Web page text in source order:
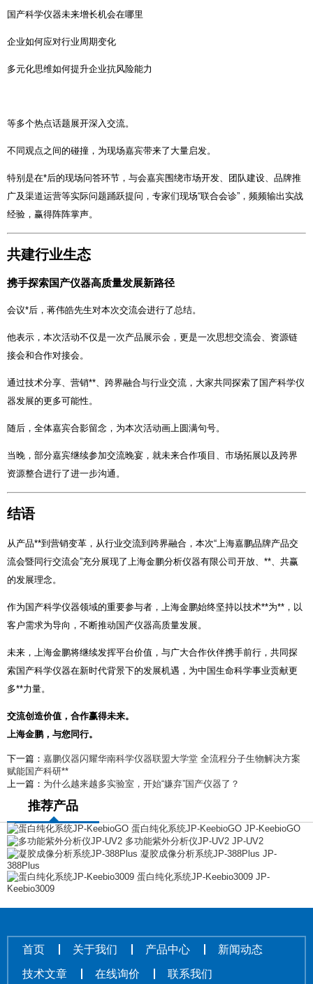
国产科学仪器未来增长机会在哪里
企业如何应对行业周期变化
多元化思维如何提升企业抗风险能力
等多个热点话题展开深入交流。
不同观点之间的碰撞，为现场嘉宾带来了大量启发。
特别是在*后的现场问答环节，与会嘉宾围绕市场开发、团队建设、品牌推
广及渠道运营等实际问题踊跃提问，专家们现场“联合会诊”，频频输出实战
经验，赢得阵阵掌声。
共建行业生态
携手探索国产仪器高质量发展新路径
会议*后，蒋伟皓先生对本次交流会进行了总结。
他表示，本次活动不仅是一次产品展示会，更是一次思想交流会、资源链
接会和合作对接会。
通过技术分享、营销**、跨界融合与行业交流，大家共同探索了国产科学仪
器发展的更多可能性。
随后，全体嘉宾合影留念，为本次活动画上圆满句号。
当晚，部分嘉宾继续参加交流晚宴，就未来合作项目、市场拓展以及跨界
资源整合进行了进一步沟通。
结语
从产品**到营销变革，从行业交流到跨界融合，本次“上海嘉鹏品牌产品交
流会暨同行交流会”充分展现了上海金鹏分析仪器有限公司开放、**、共赢
的发展理念。
作为国产科学仪器领域的重要参与者，上海金鹏始终坚持以技术**为**，以
客户需求为导向，不断推动国产仪器高质量发展。
未来，上海金鹏将继续发挥平台价值，与广大合作伙伴携手前行，共同探
索国产科学仪器在新时代背景下的发展机遇，为中国生命科学事业贡献更
多**力量。
交流创造价值，合作赢得未来。
上海金鹏，与您同行。
下一篇： 嘉鹏仪器闪耀华南科学仪器联盟大学堂 全流程分子生物解决方案
赋能国产科研**
上一篇： 为什么越来越多实验室，开始“嫌弃”国产仪器了？
推荐产品
蛋白纯化系统JP-KeebioGO JP-KeebioGO
多功能紫外分析仪JP-UV2 JP-UV2
凝胶成像分析系统JP-388Plus JP-
388Plus
蛋白纯化系统JP-Keebio3009 JP-
Keebio3009
首页 关于我们 产品中心 新闻动态
技术文章 在线询价 联系我们